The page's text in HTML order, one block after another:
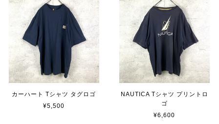
カーハート Tシャツ タグロゴ
¥5,500
NAUTICA Tシャツ プリントロ
ゴ
¥6,600